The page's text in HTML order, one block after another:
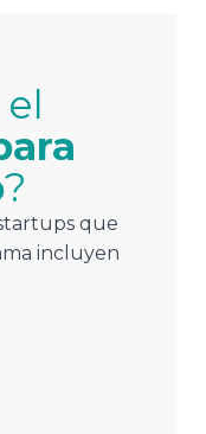
el
?
que
incluyen